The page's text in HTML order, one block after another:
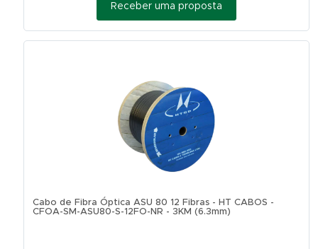
Receber uma proposta
Cabo de Fibra Óptica ASU 80 12 Fibras - HT CABOS -
CFOA-SM-ASU80-S-12FO-NR - 3KM (6.3mm)